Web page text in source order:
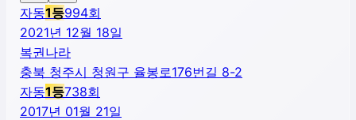
자동1등994회
2021년 12월 18일
복권나라
충북 청주시 청원구 율봉로176번길 8-2
자동1등738회
2017년 01월 21일